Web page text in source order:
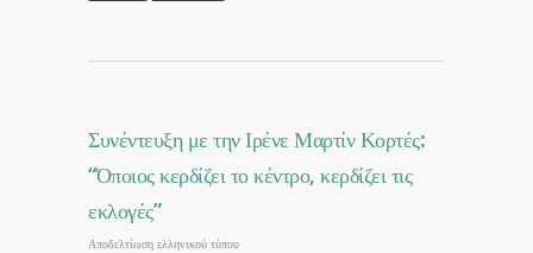
Συνέντευξη με την Ιρένε Μαρτίν Κορτές:
“Όποιος κερδίζει το κέντρο, κερδίζει τις
εκλογές”
Αποδελτίωση ελληνικού τύπου